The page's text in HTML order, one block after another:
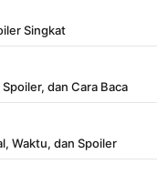
Singkat
dan Cara Baca
Waktu, dan Spoiler